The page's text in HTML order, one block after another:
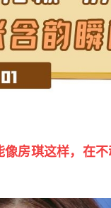
房琪这样，在